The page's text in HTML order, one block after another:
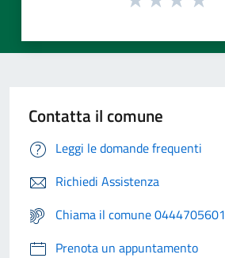
Contatta il comune
Leggi le domande frequenti
Richiedi Assistenza
Chiama il comune 0444705601
Prenota un appuntamento